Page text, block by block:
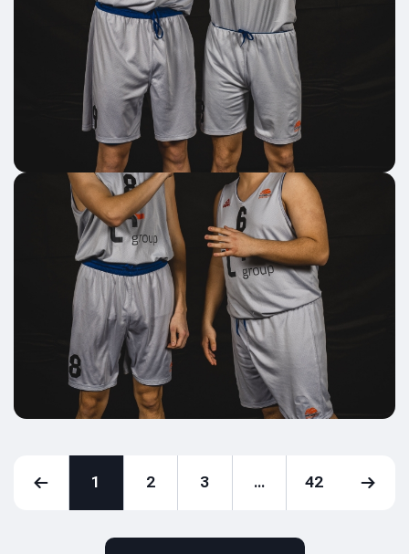
1 2 3 ... 42